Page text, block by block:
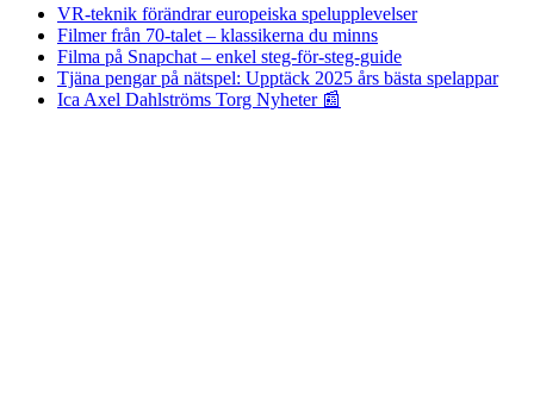
VR-teknik förändrar europeiska spelupplevelser
Filmer från 70-talet – klassikerna du minns
Filma på Snapchat – enkel steg-för-steg-guide
Tjäna pengar på nätspel: Upptäck 2025 års bästa spelappar
Ica Axel Dahlströms Torg Nyheter 📰